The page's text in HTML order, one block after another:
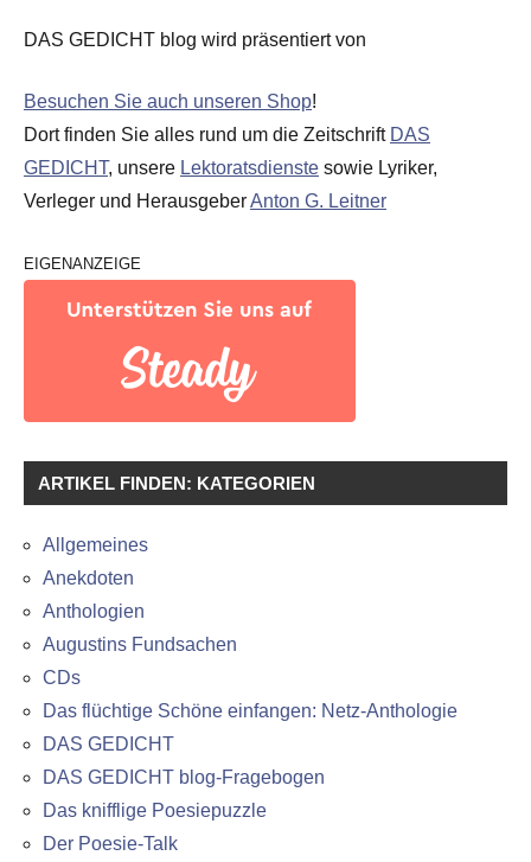
DAS GEDICHT blog wird präsentiert von
Besuchen Sie auch unseren Shop!
Dort finden Sie alles rund um die Zeitschrift DAS
GEDICHT, unsere Lektoratsdienste sowie Lyriker,
Verleger und HerausgeberAnton G. Leitner
EIGENANZEIGE
ARTIKEL FINDEN: KATEGORIEN
Allgemeines
Anekdoten
Anthologien
Augustins Fundsachen
CDs
Das flüchtige Schöne einfangen: Netz-Anthologie
DAS GEDICHT
DAS GEDICHT blog-Fragebogen
Das knifflige Poesiepuzzle
Der Poesie-Talk